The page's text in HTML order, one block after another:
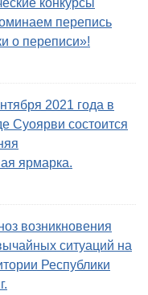
конкурсы
перепись
о переписи»!
2021 года в
Суоярви состоится
ярмарка.
возникновения
ситуаций на
Республики